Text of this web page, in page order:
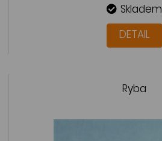
Skladem
DETAIL
Ryba